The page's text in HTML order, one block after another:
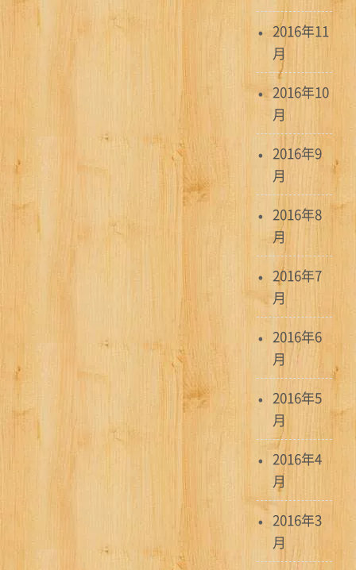
2016年11
月
2016年10
月
2016年9
月
2016年8
月
2016年7
月
2016年6
月
2016年5
月
2016年4
月
2016年3
月